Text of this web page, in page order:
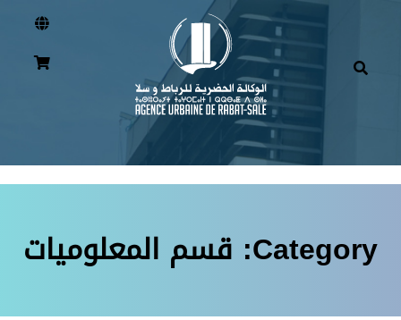
Category: قسم المعلوميات